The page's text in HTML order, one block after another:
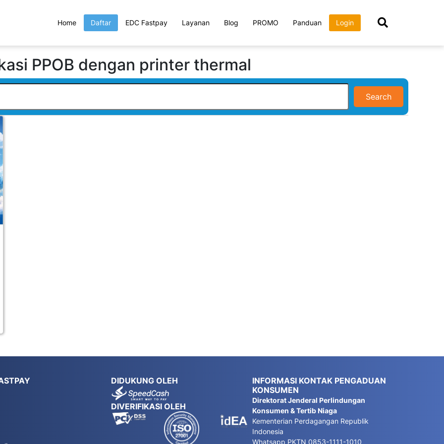
Home Daftar EDC Fastpay Layanan Blog PROMO Panduan Login
PPOB dengan printer thermal
Search
DIDUKUNG OLEH
DIVERIFIKASI OLEH
INFORMASI KONTAK PENGADUAN
KONSUMEN
Direktorat Jenderal Perlindungan
Konsumen & Tertib Niaga
Kementerian Perdagangan Republik
Indonesia
Whatsapp PKTN 0853-1111-1010